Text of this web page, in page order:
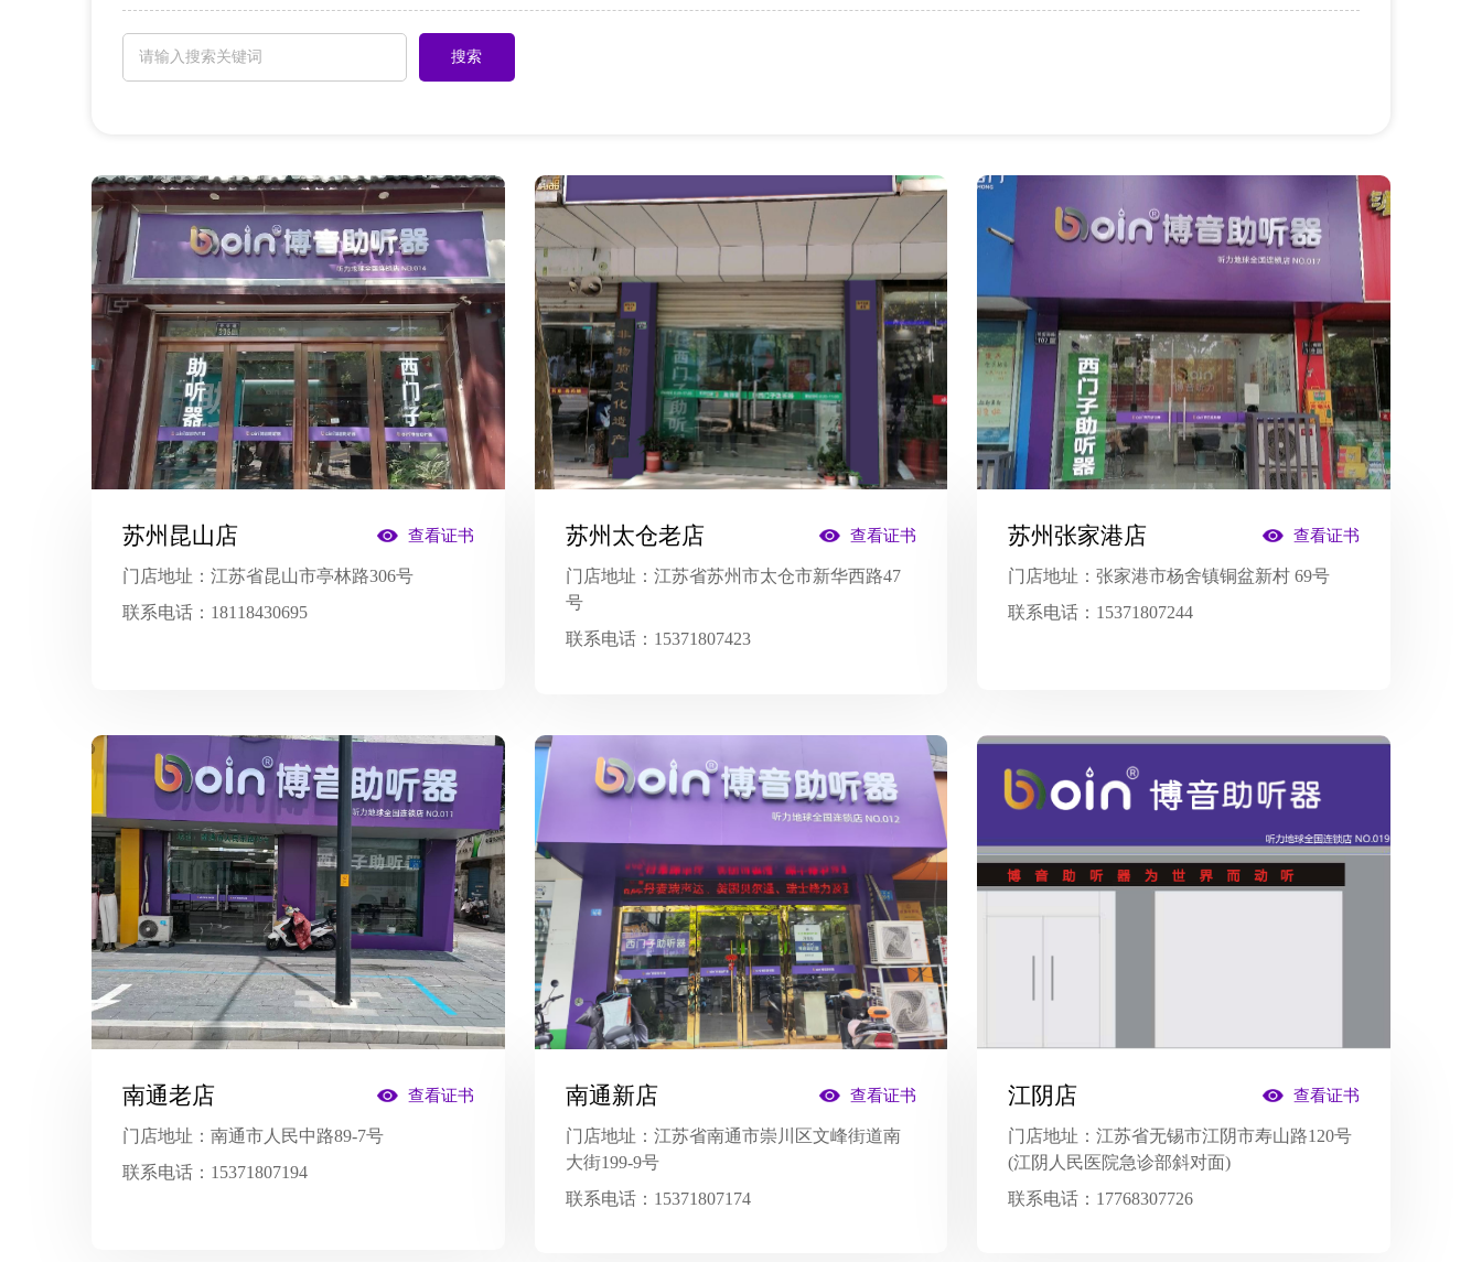
苏州昆山店 查看证书
门店地址：江苏省昆山市亭林路306号
联系电话： 18118430695
苏州太仓老店 查看证书
门店地址： 江苏省苏州市太仓市新华西路47
号
联系电话： 15371807423
苏州张家港店 查看证书
门店地址：张家港市杨舍镇铜盆新村 69号
联系电话： 15371807244
南通老店 查看证书
门店地址：南通市人民中路89-7号
联系电话： 15371807194
南通新店 查看证书
门店地址： 江苏省南通市崇川区文峰街道南
大街199-9号
联系电话： 15371807174
江阴店 查看证书
门店地址：江苏省无锡市江阴市寿山路120号
(江阴人民医院急诊部斜对面)
联系电话： 17768307726